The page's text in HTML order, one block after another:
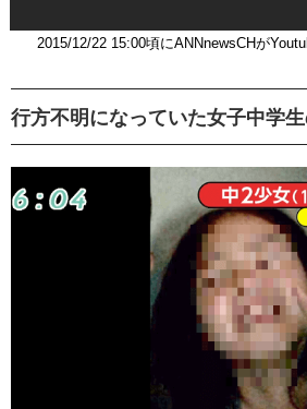
2015/12/22 15:00頃にANNnewsCHが
行方不明になっていた女子中学